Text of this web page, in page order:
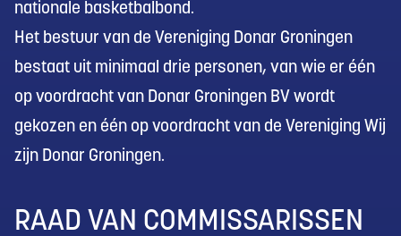
nationale basketbalbond.
Het bestuur van de Vereniging Donar Groningen
bestaat uit minimaal drie personen, van wie er één
op voordracht van Donar Groningen BV wordt
gekozen en één op voordracht van de Vereniging Wij
zijn Donar Groningen.
RAAD VAN COMMISSARISSEN